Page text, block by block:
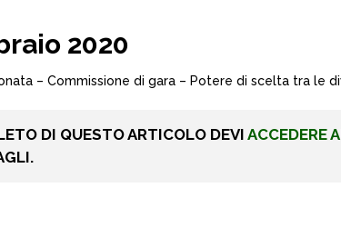
2020
– Commissione di gara – Potere di scelta tra le
DI QUESTO ARTICOLO DEVI ACCEDERE